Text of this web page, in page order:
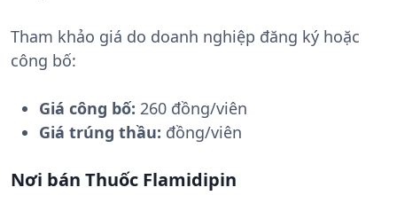
Tham khảo giá do doanh nghiệp đăng ký hoặc
công bố:
Giá công bố: 260 đồng/viên
Giá trúng thầu: đồng/viên
Nơi bán Thuốc Flamidipin